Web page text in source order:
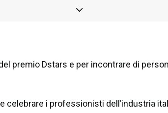
premio Dstars e per incontrare di
i professionisti dell’industria